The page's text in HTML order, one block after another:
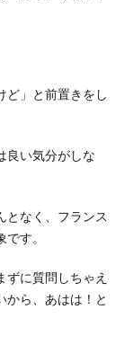
ど」と前置きをし
良い気分がしな
となく、フランス
す。
ずに質問しちゃえ
から、あはは！と